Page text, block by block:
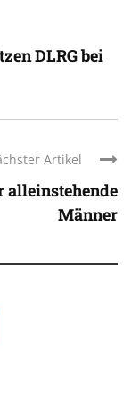
DLRG bei
Artikel
alleinstehende
Männer